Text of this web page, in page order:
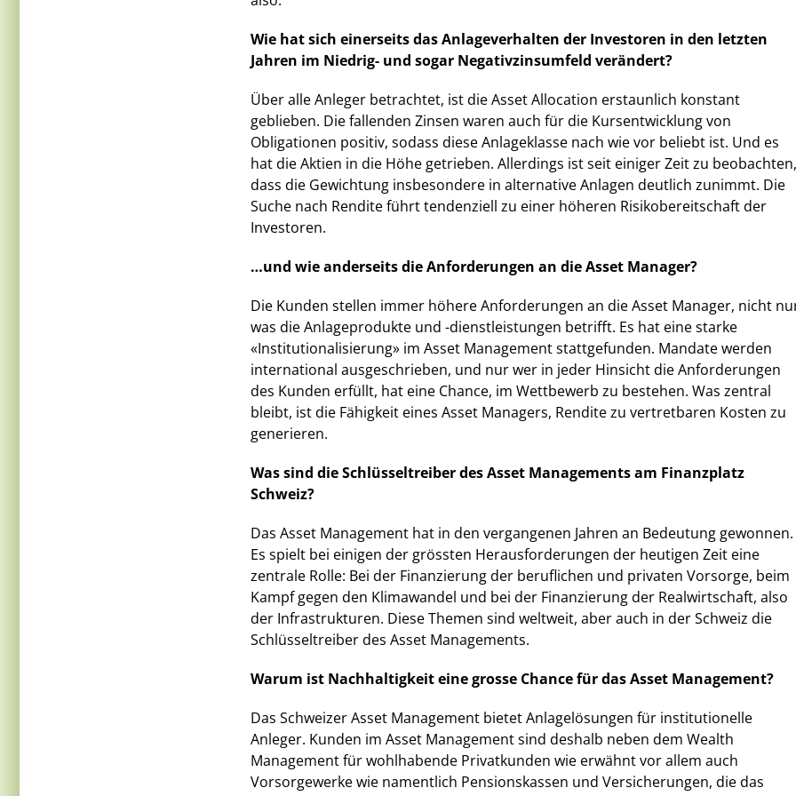
Wie hat sich einerseits das Anlageverhalten der Investoren in den letzten
Jahren im Niedrig- und sogar Negativzinsumfeld verändert?
Über alle Anleger betrachtet, ist die Asset Allocation erstaunlich konstant
geblieben. Die fallenden Zinsen waren auch für die Kursentwicklung von
Obligationen positiv, sodass diese Anlageklasse nach wie vor beliebt ist. Und es
hat die Aktien in die Höhe getrieben. Allerdings ist seit einiger Zeit zu beobachten,
dass die Gewichtung insbesondere in alternative Anlagen deutlich zunimmt. Die
Suche nach Rendite führt tendenziell zu einer höheren Risikobereitschaft der
Investoren.
…und wie anderseits die Anforderungen an die Asset Manager?
Die Kunden stellen immer höhere Anforderungen an die Asset Manager, nicht
was die Anlageprodukte und -dienstleistungen betrifft. Es hat eine starke
«Institutionalisierung» im Asset Management stattgefunden. Mandate werden
international ausgeschrieben, und nur wer in jeder Hinsicht die Anforderungen
des Kunden erfüllt, hat eine Chance, im Wettbewerb zu bestehen. Was zentral
bleibt, ist die Fähigkeit eines Asset Managers, Rendite zu vertretbaren Kosten zu
generieren.
Was sind die Schlüsseltreiber des Asset Managements am Finanzplatz
Schweiz?
Das Asset Management hat in den vergangenen Jahren an Bedeutung gewonnen.
Es spielt bei einigen der grössten Herausforderungen der heutigen Zeit eine
zentrale Rolle: Bei der Finanzierung der beruflichen und privaten Vorsorge, beim
Kampf gegen den Klimawandel und bei der Finanzierung der Realwirtschaft, also
der Infrastrukturen. Diese Themen sind weltweit, aber auch in der Schweiz die
Schlüsseltreiber des Asset Managements.
Warum ist Nachhaltigkeit eine grosse Chance für das Asset Management?
Das Schweizer Asset Management bietet Anlagelösungen für institutionelle
Anleger. Kunden im Asset Management sind deshalb neben dem Wealth
Management für wohlhabende Privatkunden wie erwähnt vor allem auch
Vorsorgewerke wie namentlich Pensionskassen und Versicherungen, die das